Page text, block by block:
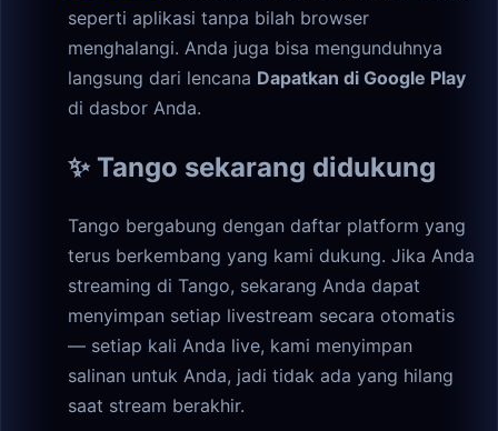
seperti aplikasi tanpa bilah browser
menghalangi. Anda juga bisa mengunduhnya
langsung dari lencana Dapatkan di Google Play
di dasbor Anda.
✨ Tango sekarang didukung
Tango bergabung dengan daftar platform yang
terus berkembang yang kami dukung. Jika Anda
streaming di Tango, sekarang Anda dapat
menyimpan setiap livestream secara otomatis
— setiap kali Anda live, kami menyimpan
salinan untuk Anda, jadi tidak ada yang hilang
saat stream berakhir.